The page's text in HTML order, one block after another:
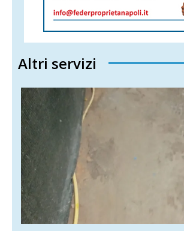
Altri servizi